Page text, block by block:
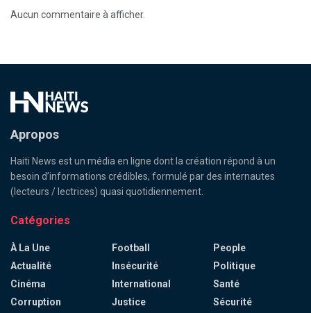
Aucun commentaire à afficher.
Apropos
Haiti News est un média en ligne dont la création répond à un
besoin d’informations crédibles, formulé par des internautes
(lecteurs / lectrices) quasi quotidiennement.
Catégories
À La Une
Actualité
Cinéma
Corruption
Football
Insécurité
International
Justice
People
Politique
Santé
Sécurité